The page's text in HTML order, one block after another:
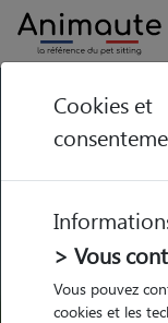
GARDE ANIMAUX
famille ou
Trouvez
Sausset-
Parmi nos
les-Pins
Cookies et
> Vous
Vous pouvez
cookies et les